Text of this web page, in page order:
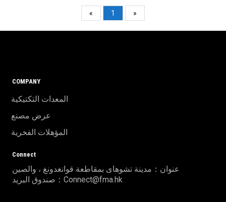
« 1 »
COMPANY
المعدات التكتيكية
عرض مصنع
المؤهلات الفخرية
Connect
عنوان：مدينة تشوهاى بمقاطعة قوانغدونغ ، والصين
صندوق البريد：Connect@fma.hk